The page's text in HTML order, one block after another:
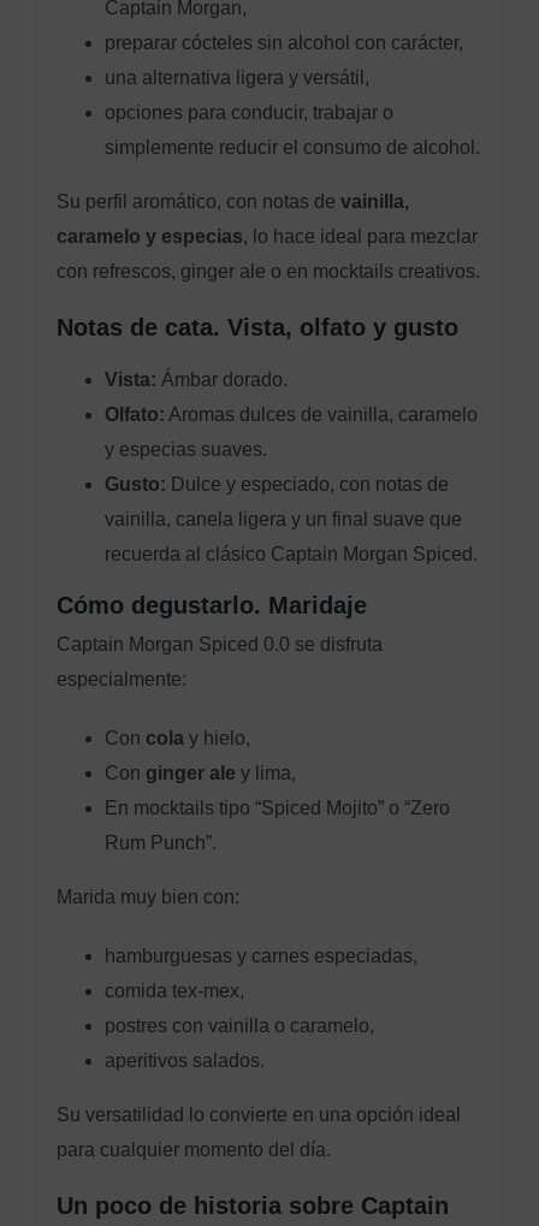
Captain Morgan,
preparar cócteles sin alcohol con carácter,
una alternativa ligera y versátil,
opciones para conducir, trabajar o
simplemente reducir el consumo de alcohol.
Su perfil aromático, con notas de vainilla,
caramelo y especias, lo hace ideal para mezclar
con refrescos, ginger ale o en mocktails creativos.
Notas de cata. Vista, olfato y gusto
Vista: Ámbar dorado.
Olfato: Aromas dulces de vainilla, caramelo
y especias suaves.
Gusto: Dulce y especiado, con notas de
vainilla, canela ligera y un final suave que
recuerda al clásico Captain Morgan Spiced.
Cómo degustarlo. Maridaje
Captain Morgan Spiced 0.0 se disfruta
especialmente:
Con colay hielo,
Con ginger ale y lima,
En mocktails tipo “Spiced Mojito” o “Zero
Rum Punch”.
Marida muy bien con:
hamburguesas y carnes especiadas,
comida tex‑mex,
postres con vainilla o caramelo,
aperitivos salados.
Su versatilidad lo convierte en una opción ideal
para cualquier momento del día.
Un poco de historia sobre Captain